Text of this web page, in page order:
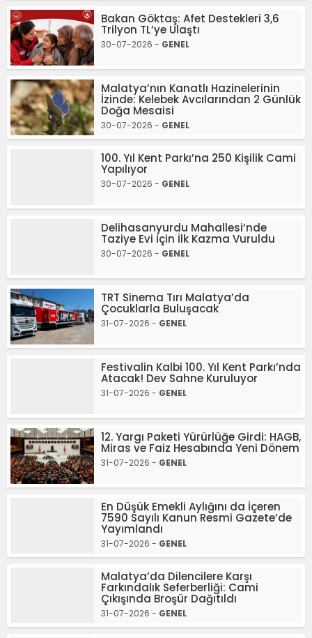
Bakan Göktaş: Afet Destekleri 3,6
Trilyon TL’ye Ulaştı
30-07-2026 - GENEL
Malatya’nın Kanatlı Hazinelerinin
İzinde: Kelebek Avcılarından 2 Günlük
Doğa Mesaisi
30-07-2026 - GENEL
100. Yıl Kent Parkı’na 250 Kişilik Cami
Yapılıyor
30-07-2026 - GENEL
Delihasanyurdu Mahallesi’nde
Taziye Evi İçin İlk Kazma Vuruldu
30-07-2026 - GENEL
TRT Sinema Tırı Malatya’da
Çocuklarla Buluşacak
31-07-2026 - GENEL
Festivalin Kalbi 100. Yıl Kent Parkı’nda
Atacak! Dev Sahne Kuruluyor
31-07-2026 - GENEL
12. Yargı Paketi Yürürlüğe Girdi: HAGB,
Miras ve Faiz Hesabında Yeni Dönem
31-07-2026 - GENEL
En Düşük Emekli Aylığını da İçeren
7590 Sayılı Kanun Resmi Gazete’de
Yayımlandı
31-07-2026 - GENEL
Malatya’da Dilencilere Karşı
Farkındalık Seferberliği: Cami
Çıkışında Broşür Dağıtıldı
31-07-2026 - GENEL